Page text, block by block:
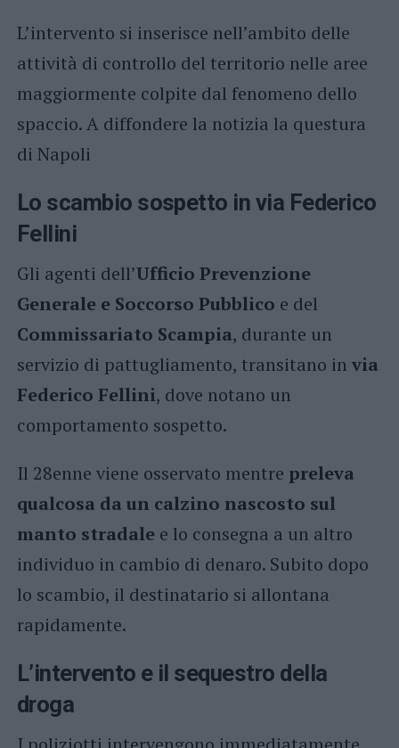
L’intervento si inserisce nell’ambito delle
attività di controllo del territorio nelle aree
maggiormente colpite dal fenomeno dello
spaccio. A diffondere la notizia la questura
di Napoli
Lo scambio sospetto in via Federico
Fellini
Gli agenti dell’Ufficio Prevenzione
Generale e Soccorso Pubblico e del
Commissariato Scampia, durante un
servizio di pattugliamento, transitano in via
Federico Fellini, dove notano un
comportamento sospetto.
Il 28enne viene osservato mentre preleva
qualcosa da un calzino nascosto sul
manto stradale e lo consegna a un altro
individuo in cambio di denaro. Subito dopo
lo scambio, il destinatario si allontana
rapidamente.
L’intervento e il sequestro della
droga